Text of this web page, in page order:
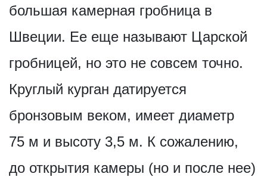
большая камерная гробница в
Швеции. Ее еще называют Царской
гробницей, но это не совсем точно.
Круглый курган датируется
бронзовым веком, имеет диаметр
75 м и высоту 3,5 м. К сожалению,
до открытия камеры (но и после нее)